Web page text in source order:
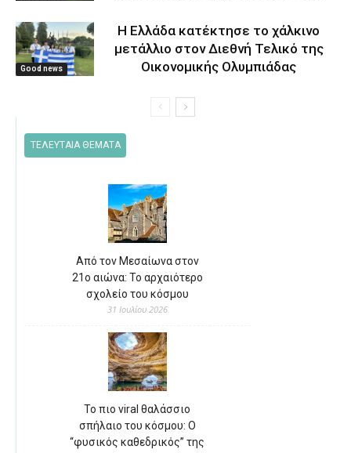
Good news
Η Ελλάδα κατέκτησε το χάλκινο
μετάλλιο στον Διεθνή Τελικό της
Οικονομικής Ολυμπιάδας
ΤΕΛΕΥΤΑΙΑ ΘΕΜΑΤΑ
Από τον Μεσαίωνα στον
21ο αιώνα: Το αρχαιότερο
σχολείο του κόσμου
31 Ιουλίου 2026
Το πιο viral θαλάσσιο
σπήλαιο του κόσμου: Ο
“φυσικός καθεδρικός” της